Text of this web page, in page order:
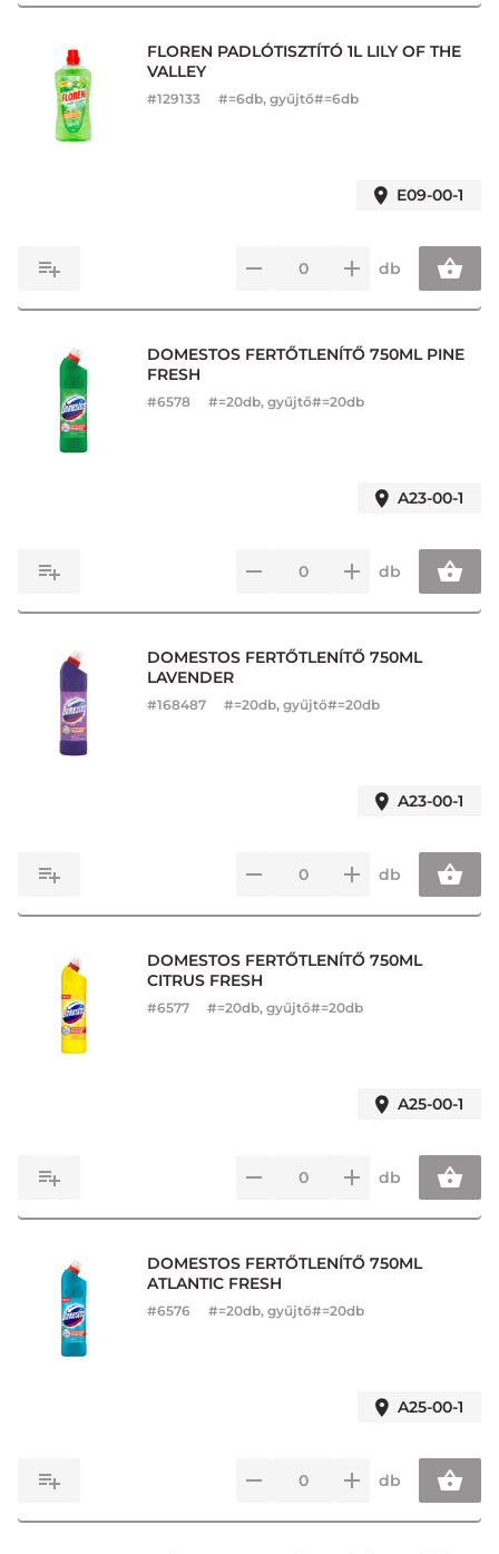
FLOREN PADLÓTISZTÍTÓ 1L LILY OF THE
VALLEY
#129133 #=6db, gyűjtő#=6db
E09-00-1
db
DOMESTOS FERTŐTLENÍTŐ 750ML PINE
FRESH
#6578 #=20db, gyűjtő#=20db
A23-00-1
db
DOMESTOS FERTŐTLENÍTŐ 750ML
LAVENDER
#168487 #=20db, gyűjtő#=20db
A23-00-1
db
DOMESTOS FERTŐTLENÍTŐ 750ML
CITRUS FRESH
#6577 #=20db, gyűjtő#=20db
A25-00-1
db
DOMESTOS FERTŐTLENÍTŐ 750ML
ATLANTIC FRESH
#6576 #=20db, gyűjtő#=20db
A25-00-1
db